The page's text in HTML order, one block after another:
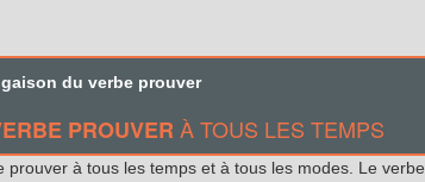
du verbe prouver
PROUVER À TOUS LES TEMPS
prouver à tous les temps et à tous les modes. Le verbe